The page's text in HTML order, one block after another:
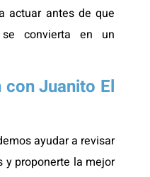
actuar antes de que
convierta en un
Juanito El
ayudar a revisar
y proponerte la mejor